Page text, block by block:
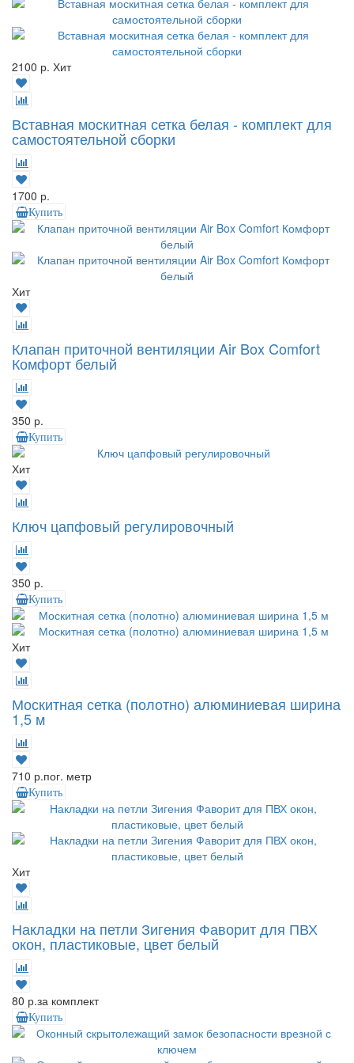
2100 р. Хит
Вставная москитная сетка белая - комплект для
самостоятельной сборки
1700 р.
Купить
Хит
Клапан приточной вентиляции Air Box Comfort
Комфорт белый
350 р.
Купить
Хит
Ключ цапфовый регулировочный
350 р.
Купить
Хит
Москитная сетка (полотно) алюминиевая ширина
1,5 м
710 р.пог. метр
Купить
Хит
Накладки на петли Зигения Фаворит для ПВХ
окон, пластиковые, цвет белый
80 р.за комплект
Купить